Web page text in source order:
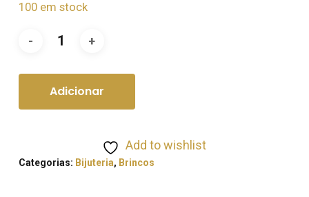
100 em stock
Adicionar
Add to wishlist
Categorias: Bijuteria, Brincos